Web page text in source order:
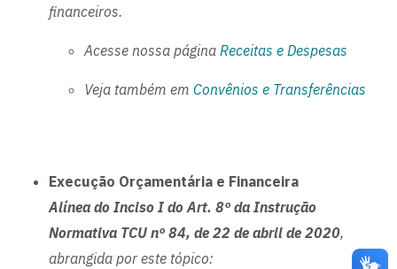
financeiros.
Acesse nossa página Receitas e Despesas
Veja também em Convênios e Transferências
Execução Orçamentária e Financeira
Alínea do Inciso I do Art. 8º da Instrução
Normativa TCU nº 84, de 22 de abril de 2020,
abrangida por este tópico: